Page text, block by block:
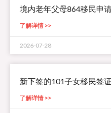
境内老年父母864移民申
了解详情 >>
2026-07-28
新下签的101子女移民签
了解详情 >>